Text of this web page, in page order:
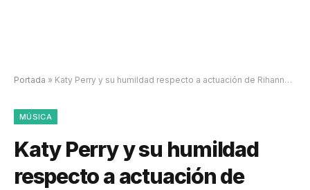
Portada » Katy Perry y su humildad respecto a actuación de Rihanna en el Superbowl: Deseó que quebrara su record de audiencia
MÚSICA
Katy Perry y su humildad
respecto a actuación de